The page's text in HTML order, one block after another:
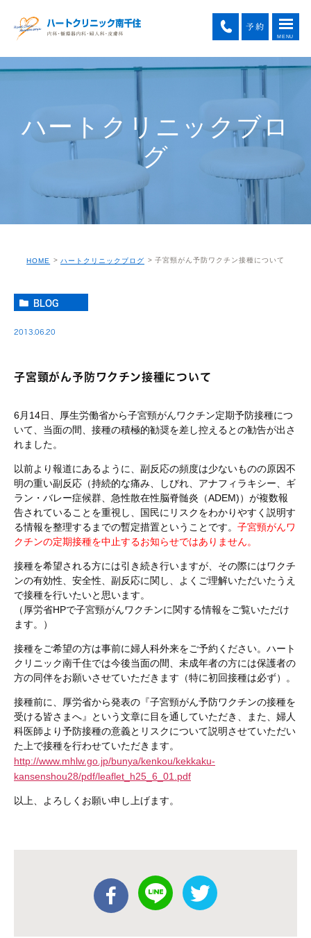
ハートクリニックブロ
グ
HOME ハートクリニックブログ 子宮頸がん予防ワクチン接種について
BLOG
2013.06.20
子宮頸がん予防ワクチン接種について
6月14日、厚生労働省から子宮頸がんワクチン定期予防接種につ
いて、当面の間、接種の積極的勧奨を差し控えるとの勧告が出さ
れました。
以前より報道にあるように、副反応の頻度は少ないものの原因不
明の重い副反応（持続的な痛み、しびれ、アナフィラキシー、ギ
ラン・バレー症候群、急性散在性脳脊髄炎（ADEM)）が複数報
告されていることを重視し、国民にリスクをわかりやすく説明す
る情報を整理するまでの暫定措置ということです。 子宮頸がんワ
クチンの定期接種を中止するお知らせではありません。
接種を希望される方には引き続き行いますが、その際にはワクチ
ンの有効性、安全性、副反応に関し、よくご理解いただいたうえ
で接種を行いたいと思います。
（厚労省HPで子宮頸がんワクチンに関する情報をご覧いただけ
ます。）
接種をご希望の方は事前に婦人科外来をご予約ください。ハート
クリニック南千住では今後当面の間、未成年者の方には保護者の
方の同伴をお願いさせていただきます（特に初回接種は必ず）。
接種前に、厚労省から発表の『子宮頸がん予防ワクチンの接種を
受ける皆さまへ』という文章に目を通していただき、また、婦人
科医師より予防接種の意義とリスクについて説明させていただい
た上で接種を行わせていただきます。
http://www.mhlw.go.jp/bunya/kenkou/kekkaku-
kansenshou28/pdf/leaflet_h25_6_01.pdf
以上、よろしくお願い申し上げます。